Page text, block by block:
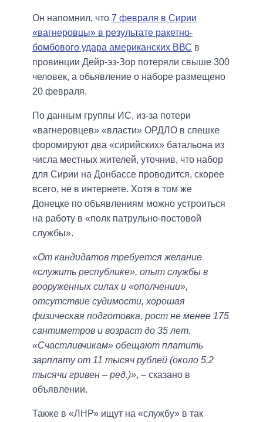
Он напомнил, что 7 февраля в Сирии
«вагнеровцы» в результате ракетно-
бомбового удара американских ВВС в
провинции Дейр-эз-Зор потеряли свыше 300
человек, а обьявление о наборе размещено
20 февраля.
По данным группы ИС, из-за потери
«вагнеровцев» «власти» ОРДЛО в спешке
форомируют два «сирийских» батальона из
числа местных жителей, уточнив, что набор
для Сирии на Донбассе проводится, скорее
всего, не в интернете. Хотя в том же
Донецке по объявлениям можно устроиться
на работу в «полк патрульно-постовой
службы».
«От кандидатов требуется желание
«служить республике», опыт службы в
вооруженных силах и «ополчении»,
отсутствие судимости, хорошая
физическая подготовка, рост не менее 175
сантиметров и возраст до 35 лет.
«Счастливчикам» обещают платить
зарплату от 11 тысяч рублей (около 5,2
тысячи гривен – ред.)», – сказано в
объявлении.
Также в «ЛНР» ищут на «службу» в так